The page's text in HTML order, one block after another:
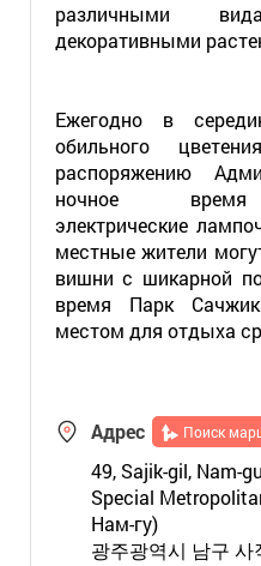
различными
декоративными
Ежегодно в
обильного
распоряжению
ночное время
электрические
местные жители
вишни с шикарной
время Парк
местом для отдыха
Адрес Поиск
49, Sajik-gil, Nam-
Special
Нам-гу)
광주광역시 남구 사